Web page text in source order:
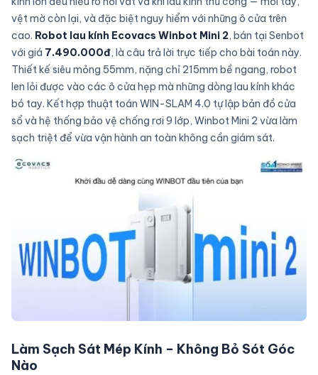
vệt mờ còn lại, và đặc biệt nguy hiểm với những ô cửa trên
cao. Robot lau kính Ecovacs Winbot Mini 2, bán tại Senbot
với giá 7.490.000đ, là câu trả lời trực tiếp cho bài toán này.
Thiết kế siêu mỏng 55mm, nặng chỉ 215mm bề ngang, robot
len lỏi được vào các ô cửa hẹp mà những dòng lau kính khác
bó tay. Kết hợp thuật toán WIN-SLAM 4.0 tự lập bản đồ cửa
sổ và hệ thống bảo vệ chống rơi 9 lớp, Winbot Mini 2 vừa làm
sạch triệt để vừa vận hành an toàn không cần giám sát.
Làm Sạch Sát Mép Kính – Không Bỏ Sót Góc
Nào